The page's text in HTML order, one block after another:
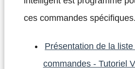
ces commandes spécifiques.
Présentation de la
commandes - Tutoriel